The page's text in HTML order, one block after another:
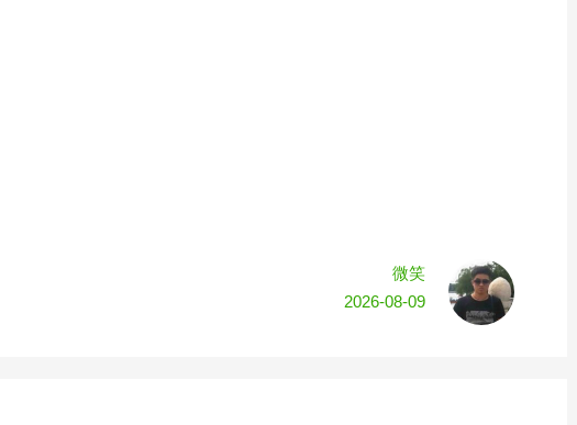
微笑
2026-08-09